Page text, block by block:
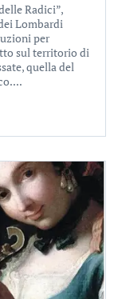
Radici”,
Lombardi
per
sul territorio di
quella del